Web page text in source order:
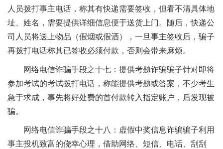
人员拨打事主电话，称其有快递需要签收，但看不清具体地
址、姓名，需要提供详细信息便于送货上门。随后，快递公
司人员将送上物品（假烟或假酒），一旦事主签收后，骗子
再拨打电话称其已签收必须付款，否则会带来麻烦。
网络电信诈骗手段之十七：提供考题诈骗骗子针对即将
参加考试的考试拨打电话，称能提供考题或答案，不少考生
急于求成，事先将好处费的首付款转入指定账户，后发现被
骗。
网络电信诈骗手段之十八：虚假中奖信息诈骗骗子利用
事主投机致富的侥幸心理，借助网络、短信、电话、刮刮